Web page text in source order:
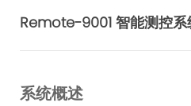
Remote-9001 智能测控系
系统概述